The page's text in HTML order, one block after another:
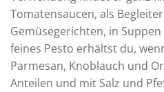
Tomatensaucen, als
Gemüsegerichten, in
feines Pesto erhältst du,
Parmesan, Knoblauch und
Anteilen und mit Salz und